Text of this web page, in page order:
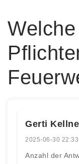
Gerti
2025-06-30
Anzahl der